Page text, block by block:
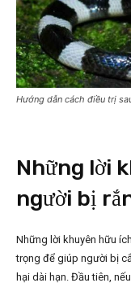
Hướng dẫn cách điều trị
Những lời
người bị
Những lời khuyên hữu
trọng để giúp người bị
hại dài hạn. Đầu tiên,